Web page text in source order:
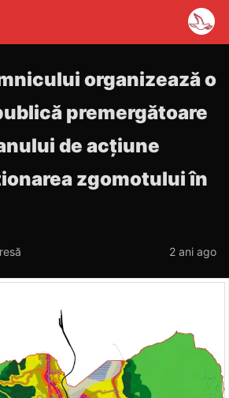
organizează o
premergătoare
de acțiune
zgomotului în
2 ani ago